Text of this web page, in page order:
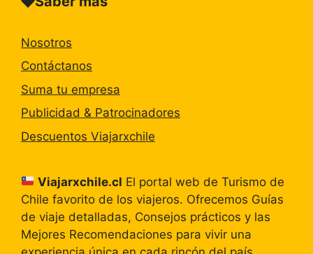
Nosotros
Contáctanos
Suma tu empresa
Publicidad & Patrocinadores
Descuentos Viajarxchile
Viajarxchile.cl El portal web de Turismo de
Chile favorito de los viajeros. Ofrecemos Guías
de viaje detalladas, Consejos prácticos y las
Mejores Recomendaciones para vivir una